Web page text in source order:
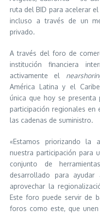
ruta del BID para acelerar
incluso a través de un
privado.
A través del foro de
institución financiera
activamente el
América Latina y el
única que hoy se
participación regionales en
las cadenas de suministro.
«Estamos priorizando la
nuestra participación para
conjunto de
desarrollado para
aprovechar la
Este foro puede servir de
foros como este, que